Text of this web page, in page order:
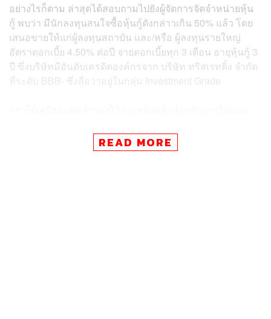
อย่างไรก็ตาม ล่าสุดได้สอบถามไปยังผู้จัดการจัดจำหน่ายหุ้น
กู้ พบว่า มีนักลงทุนสนใจซื้อหุ้นกู้ดังกล่าวเกิน 50% แล้ว โดย
เสนอขายให้แก่ผู้ลงทุนสถาบัน และ/หรือ ผู้ลงทุนรายใหญ่
อัตราดอกเบี้ย 4.50% ต่อปี จ่ายดอกเบี้ยทุก 3 เดือน อายุหุ้นกู้ 3
ปี ซึ่งบริษัทมีอันดับเครดิตองค์กรจาก บริษัท ทริสเรทติ้ง จำกัด
ที่ระดับ BBB- ซึ่งถือว่าอยู่ในกลุ่ม Investment Grade
เรื่องธรรมดาช่วงนี้ เพราะการระบาดของโควิด-19 ส่งผลกระ
ทบต่อภาพรวมเศรษฐกิจและการลงทุน ทำให้นักลงทุนจะลด
READ MORE